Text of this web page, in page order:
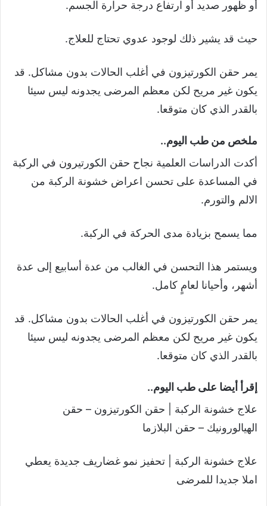
أو ظهور صديد أو ارتفاع درجة حرارة الجسم.
حيث قد يشير ذلك لوجود عدوي تحتاج للعلاج.
يمر حقن الكورتيزون في أغلب الحالات بدون مشاكل. قد
يكون غير مريح لكن معظم المرضى يجدونه ليس سيئا
بالقدر الذي كان متوقعا.
ملخص من طب اليوم..
أكدت الدراسات العلمية نجاح حقن الكورتيرون في الركبة
في المساعدة على تحسن اعراض خشونة الركبة من
الالم والتورم.
مما يسمح بزيادة مدى الحركة في الركبة.
ويستمر هذا التحسن في الغالب من عدة أسابيع إلى عدة
أشهر، وأحيانا لعامٍ كامل.
يمر حقن الكورتيزون في أغلب الحالات بدون مشاكل. قد
يكون غير مريح لكن معظم المرضى يجدونه ليس سيئا
بالقدر الذي كان متوقعا.
إقرأ أيضا على طب اليوم..
علاج خشونة الركبة | حقن الكورتيزون – حقن
الهيالورونيك – حقن البلازما
علاج خشونة الركبة | تحفيز نمو غضاريف جديدة يعطي
املا جديدا للمرضى